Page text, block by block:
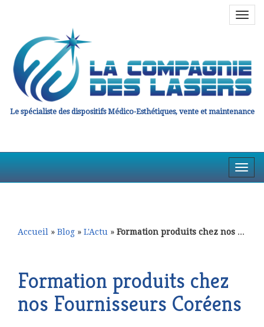
Le spécialiste des dispositifs Médico-Esthétiques, vente et maintenance
la
en
Accueil » Blog » L'Actu » Formation produits chez nos Fournisseurs Coréens
Formation produits chez
nos Fournisseurs Coréens